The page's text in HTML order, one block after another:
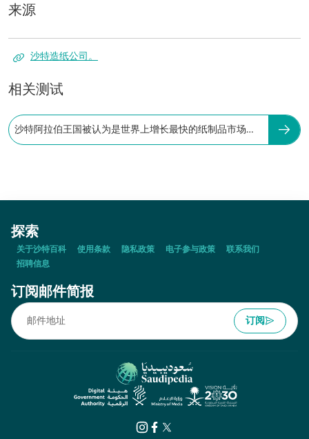
来源
沙特造纸公司。
相关测试
沙特阿拉伯王国被认为是世界上增长最快的纸制品市场之
探索
关于沙特百科 使用条款 隐私政策 电子参与政策
联系我们
招聘信息
订阅邮件简报
订阅